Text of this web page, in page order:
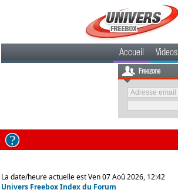
Accueil Videos
Freezone
La date/heure actuelle est Ven 07 Aoû 2026, 12:42
Univers Freebox Index du Forum